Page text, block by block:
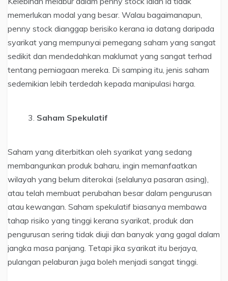
memerlukan modal yang besar. Walau bagaimanapun,
penny stock dianggap berisiko kerana ia datang daripada
syarikat yang mempunyai pemegang saham yang sangat
sedikit dan mendedahkan maklumat yang sangat terhad
tentang perniagaan mereka. Di samping itu, jenis saham
sedemikian lebih terdedah kepada manipulasi harga.
Saham Spekulatif
Saham yang diterbitkan oleh syarikat yang sedang
membangunkan produk baharu, ingin memanfaatkan
wilayah yang belum diterokai (selalunya pasaran asing),
atau telah membuat perubahan besar dalam pengurusan
atau kewangan. Saham spekulatif biasanya membawa
tahap risiko yang tinggi kerana syarikat, produk dan
pengurusan sering tidak diuji dan banyak yang gagal dalam
jangka masa panjang. Tetapi jika syarikat itu berjaya,
pulangan pelaburan juga boleh menjadi sangat tinggi.